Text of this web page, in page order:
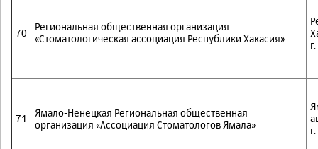
70
Региональная общественная организация
«Стоматологическая ассоциация Республики Хакасия»
71
Ямало-Ненецкая Региональная общественная
организация «Ассоциация Стоматологов Ямала»